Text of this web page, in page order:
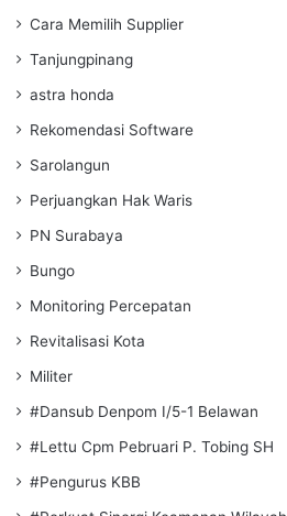
Cara Memilih Supplier
Tanjungpinang
astra honda
Rekomendasi Software
Sarolangun
Perjuangkan Hak Waris
PN Surabaya
Bungo
Monitoring Percepatan
Revitalisasi Kota
Militer
#Dansub Denpom I/5-1 Belawan
#Lettu Cpm Pebruari P. Tobing SH
#Pengurus KBB